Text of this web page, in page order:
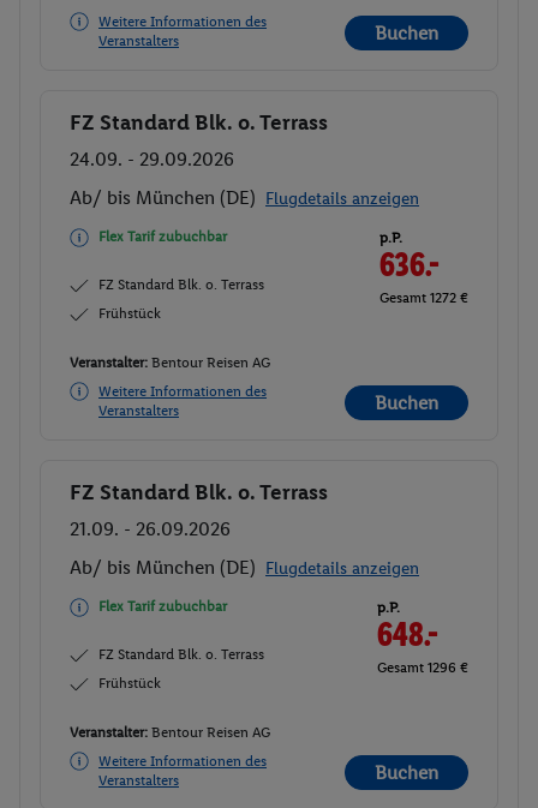
Weitere Informationen des
Veranstalters
Buchen
Buchen
FZ Standard Blk. o. Terrass
24.09. - 29.09.2026
Ab/ bis München (DE) Flugdetails anzeigen
Flex Tarif zubuchbar
FZ Standard Blk. o. Terrass
Frühstück
p.P.
636.-
Gesamt 1272 €
Veranstalter: Bentour Reisen AG
Weitere Informationen des
Veranstalters
Buchen
Buchen
FZ Standard Blk. o. Terrass
21.09. - 26.09.2026
Ab/ bis München (DE) Flugdetails anzeigen
Flex Tarif zubuchbar
FZ Standard Blk. o. Terrass
Frühstück
p.P.
648.-
Gesamt 1296 €
Veranstalter: Bentour Reisen AG
Weitere Informationen des
Veranstalters
Buchen